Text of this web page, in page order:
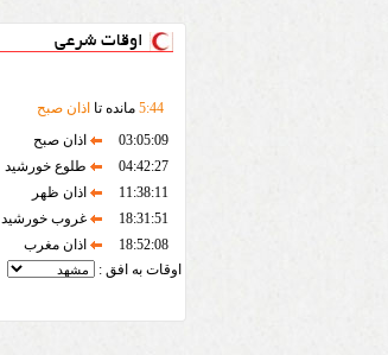
اوقات شرعی
5:44 مانده تا اذان صبح
03:05:09
اذان صبح
04:42:27
طلوع خورشید
11:38:11
اذان ظهر
18:31:51
غروب خورشید
18:52:08
اذان مغرب
اوقات به افق :